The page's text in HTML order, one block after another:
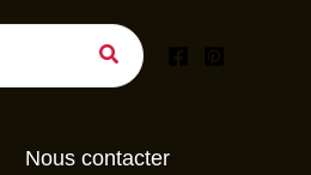
Nous contacter